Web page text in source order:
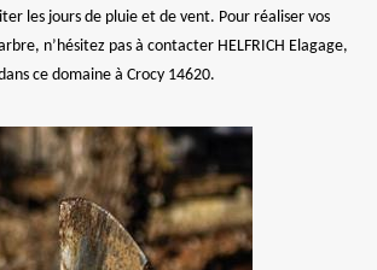
les jours de pluie et de vent. Pour réaliser vos
n’hésitez pas à contacter HELFRICH Elagage,
ce domaine à Crocy 14620.